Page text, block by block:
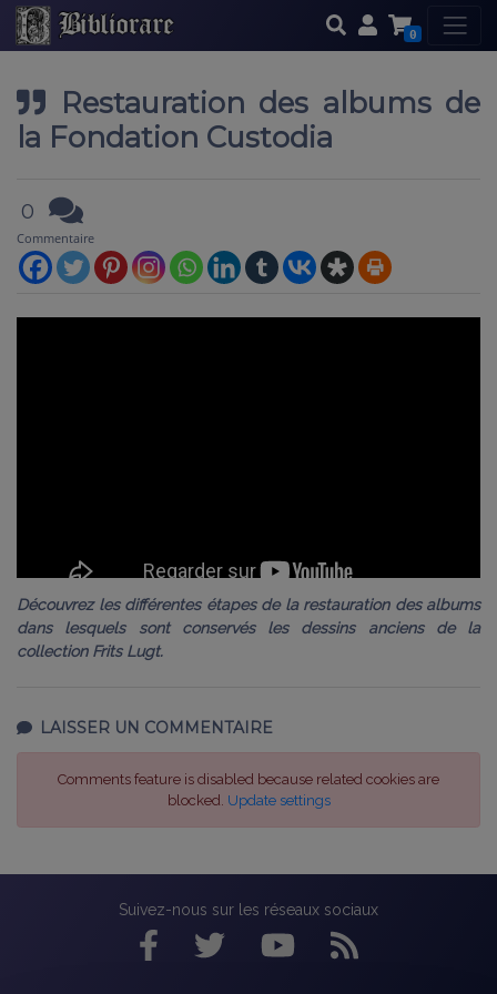
0
Restauration des albums de
la Fondation Custodia
0
Commentaire
Découvrez les différentes étapes de la restauration des albums
dans lesquels sont conservés les dessins anciens de la
collection Frits Lugt.
LAISSER UN COMMENTAIRE
Comments feature is disabled because related cookies are
blocked. Update settings
Suivez-nous sur les réseaux sociaux